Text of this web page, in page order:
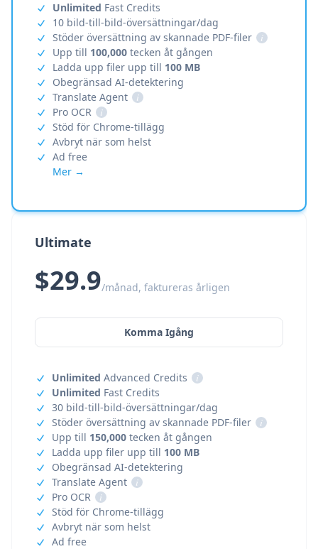
Unlimited Fast Credits
10 bild-till-bild-översättningar/dag
Stöder översättning av skannade PDF-filer
i
Upp till 100,000 tecken åt gången
Ladda upp filer upp till 100 MB
Obegränsad AI-detektering
Translate Agent
i
Pro OCR
i
Stöd för Chrome-tillägg
Avbryt när som helst
Ad free
Mer →
Ultimate
$29.9/månad, faktureras årligen
Komma Igång
Unlimited Advanced Credits
i
Unlimited Fast Credits
30 bild-till-bild-översättningar/dag
Stöder översättning av skannade PDF-filer
i
Upp till 150,000 tecken åt gången
Ladda upp filer upp till 100 MB
Obegränsad AI-detektering
Translate Agent
i
Pro OCR
i
Stöd för Chrome-tillägg
Avbryt när som helst
Ad free